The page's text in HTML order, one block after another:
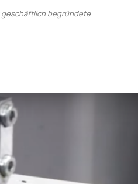
geschäftlich begründete